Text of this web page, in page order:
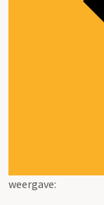
weergave: